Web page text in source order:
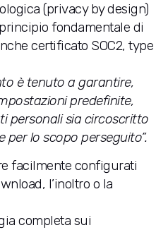
(privacy by design)
fondamentale di
certificato SOC2, type
è tenuto a garantire,
predefinite,
personali sia circoscritto
lo scopo perseguito”.
facilmente configurati
l’inoltro o la
completa sui